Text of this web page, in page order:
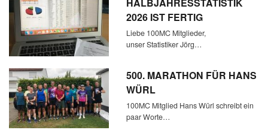
2026 IST FERTIG
Liebe 100MC Mitglieder,
unser Statistiker Jörg…
500. MARATHON FÜR HANS
WÜRL
100MC Mitglied Hans Würl schreibt ein
paar Worte…